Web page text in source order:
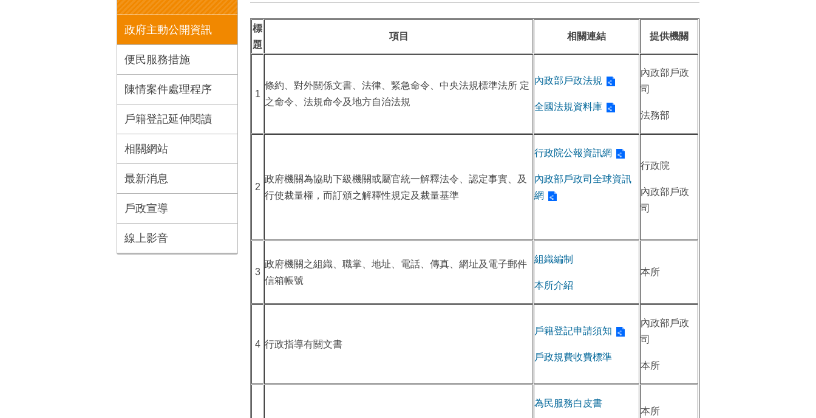
政府主動公開資訊
便民服務措施
陳情案件處理程序
戶籍登記延伸閱讀
相關網站
最新消息
戶政宣導
線上影音
標
題
項目 相關連結 提供機關
1
條約、對外關係文書、法律、緊急命令、中央法規標準法所 定
之命令、法規命令及地方自治法規
內政部戶政法規
全國法規資料庫
內政部戶政
司
法務部
2
政府機關為協助下級機關或屬官統一解釋法令、認定事實、及
行使裁量權，而訂頒之解釋性規定及裁量基準
行政院公報資訊網
內政部戶政司全球資訊
網
行政院
內政部戶政
司
3
政府機關之組織、職掌、地址、電話、傳真、網址及電子郵件
信箱帳號
組織編制
本所介紹
本所
4 行政指導有關文書
戶籍登記申請須知
戶政規費收費標準
內政部戶政
司
本所
為民服務白皮書
本所